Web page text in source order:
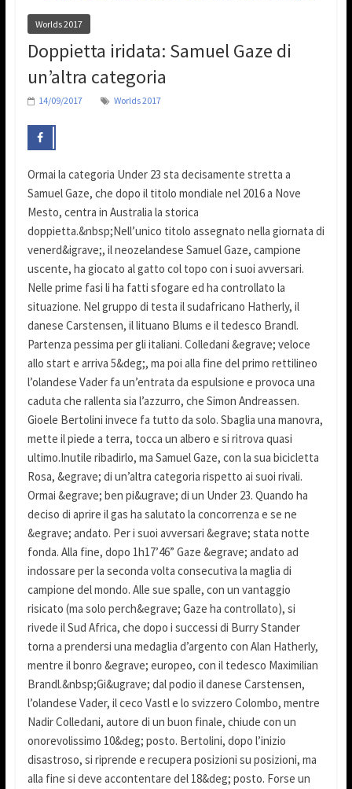
Worlds 2017
Doppietta iridata: Samuel Gaze di
un’altra categoria
14/09/2017 Worlds 2017
Ormai la categoria Under 23 sta decisamente stretta a
Samuel Gaze, che dopo il titolo mondiale nel 2016 a Nove
Mesto, centra in Australia la storica
doppietta.&nbsp;Nell’unico titolo assegnato nella giornata di
venerd&igrave;, il neozelandese Samuel Gaze, campione
uscente, ha giocato al gatto col topo con i suoi avversari.
Nelle prime fasi li ha fatti sfogare ed ha controllato la
situazione. Nel gruppo di testa il sudafricano Hatherly, il
danese Carstensen, il lituano Blums e il tedesco Brandl.
Partenza pessima per gli italiani. Colledani &egrave; veloce
allo start e arriva 5&deg;, ma poi alla fine del primo rettilineo
l’olandese Vader fa un’entrata da espulsione e provoca una
caduta che rallenta sia l’azzurro, che Simon Andreassen.
Gioele Bertolini invece fa tutto da solo. Sbaglia una manovra,
mette il piede a terra, tocca un albero e si ritrova quasi
ultimo.Inutile ribadirlo, ma Samuel Gaze, con la sua bicicletta
Rosa, &egrave; di un’altra categoria rispetto ai suoi rivali.
Ormai &egrave; ben pi&ugrave; di un Under 23. Quando ha
deciso di aprire il gas ha salutato la concorrenza e se ne
&egrave; andato. Per i suoi avversari &egrave; stata notte
fonda. Alla fine, dopo 1h17’46” Gaze &egrave; andato ad
indossare per la seconda volta consecutiva la maglia di
campione del mondo. Alle sue spalle, con un vantaggio
risicato (ma solo perch&egrave; Gaze ha controllato), si
rivede il Sud Africa, che dopo i successi di Burry Stander
torna a prendersi una medaglia d’argento con Alan Hatherly,
mentre il bonro &egrave; europeo, con il tedesco Maximilian
Brandl.&nbsp;Gi&ugrave; dal podio il danese Carstensen,
l’olandese Vader, il ceco Vastl e lo svizzero Colombo, mentre
Nadir Colledani, autore di un buon finale, chiude con un
onorevolissimo 10&deg; posto. Bertolini, dopo l’inizio
disastroso, si riprende e recupera posizioni su posizioni, ma
alla fine si deve accontentare del 18&deg; posto. Forse un